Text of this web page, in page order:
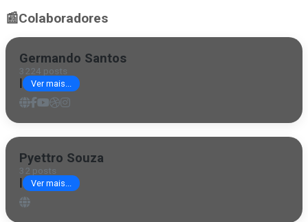
📰Colaboradores
Germando Santos
3224 posts
| Ver mais...
Pyettro Souza
32 posts
| Ver mais...